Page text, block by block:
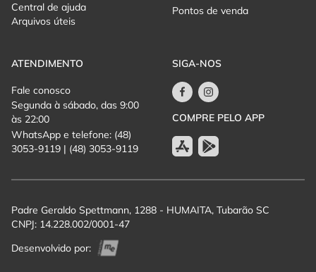
Central de ajuda
Arquivos úteis
Pontos de venda
ATENDIMENTO
Fale conosco
Segunda à sábado, das 9:00
às 22:00
WhatsApp e telefone: (48)
3053-9119 | (48) 3053-9119
SIGA-NOS
COMPRE PELO APP
Desenvolvido por:
Padre Geraldo Spettmann, 1288 - HUMAITA, Tubarão SC
CNPJ: 14.228.002/0001-47